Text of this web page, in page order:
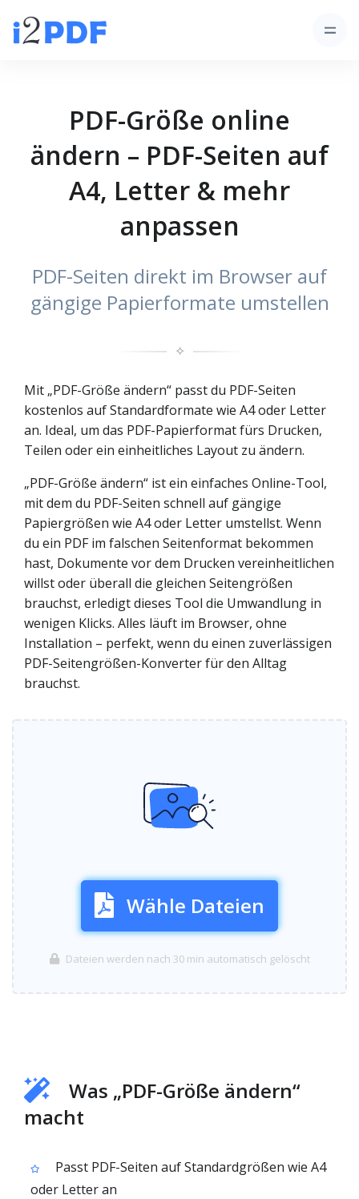
PDF-Größe online
ändern – PDF-Seiten auf
A4, Letter & mehr
anpassen
PDF-Seiten direkt im Browser auf
gängige Papierformate umstellen
✧
Mit „PDF-Größe ändern“ passt du PDF-Seiten
kostenlos auf Standardformate wie A4 oder Letter
an. Ideal, um das PDF-Papierformat fürs Drucken,
Teilen oder ein einheitliches Layout zu ändern.
„PDF-Größe ändern“ ist ein einfaches Online-Tool,
mit dem du PDF-Seiten schnell auf gängige
Papiergrößen wie A4 oder Letter umstellst. Wenn
du ein PDF im falschen Seitenformat bekommen
hast, Dokumente vor dem Drucken vereinheitlichen
willst oder überall die gleichen Seitengrößen
brauchst, erledigt dieses Tool die Umwandlung in
wenigen Klicks. Alles läuft im Browser, ohne
Installation – perfekt, wenn du einen zuverlässigen
PDF-Seitengrößen-Konverter für den Alltag
brauchst.
Wähle Dateien
Dateien werden nach 30 min automatisch gelöscht
Was „PDF-Größe ändern“
macht
Passt PDF-Seiten auf Standardgrößen wie A4
oder Letter an